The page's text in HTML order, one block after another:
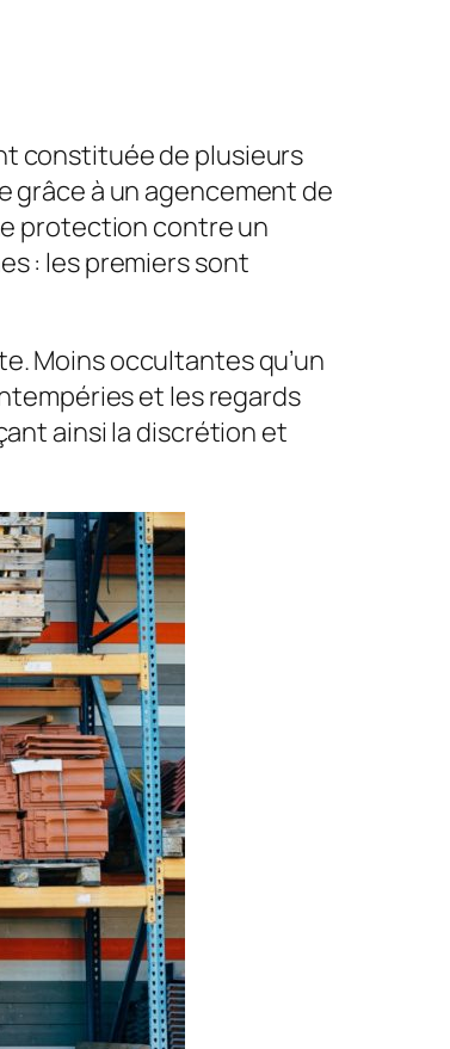
constituée de plusieurs
grâce à un agencement de
protection contre un
: les premiers sont
Moins occultantes qu’un
et les regards
ainsi la discrétion et